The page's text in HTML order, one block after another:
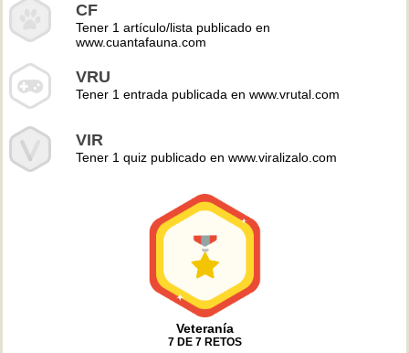
CF
Tener 1 artículo/lista publicado en
www.cuantafauna.com
VRU
Tener 1 entrada publicada en www.vrutal.com
VIR
Tener 1 quiz publicado en www.viralizalo.com
Veteranía
7 DE 7 RETOS